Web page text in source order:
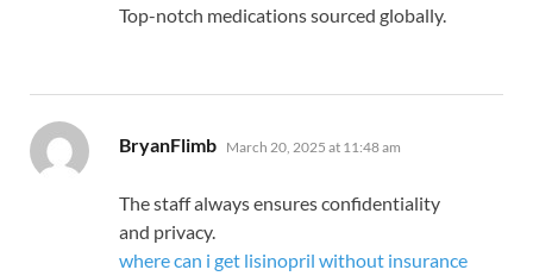
Top-notch medications sourced globally.
BryanFlimb says:
March 20, 2025 at 11:48 am
The staff always ensures confidentiality
and privacy.
where can i get lisinopril without insurance